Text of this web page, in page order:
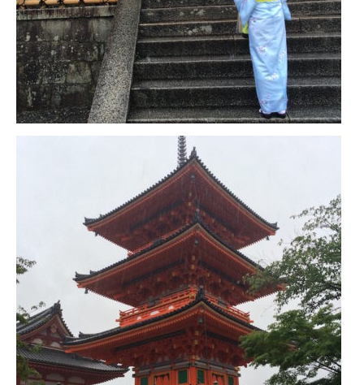
FRANCE
– Nice
– Paris
– La Réunion
PÉROU
PORTUGAL
USA
– Los Angeles
VIETNAM